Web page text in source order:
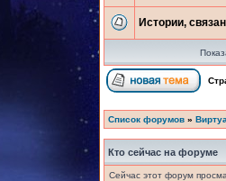
Истории,
Список форумов »
Кто сейчас на форуме
Сейчас этот форум